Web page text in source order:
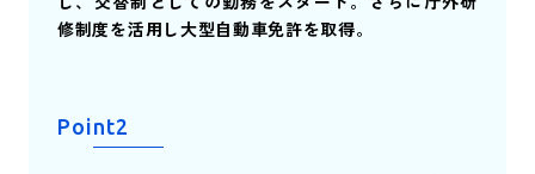
修制度を活用し大型自動車免許を取得。
Point2